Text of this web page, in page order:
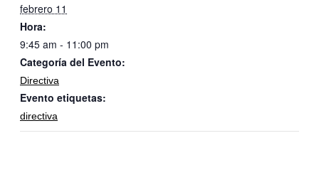
febrero 11
Hora:
9:45 am - 11:00 pm
Categoría del Evento:
Directiva
Evento etiquetas:
directiva